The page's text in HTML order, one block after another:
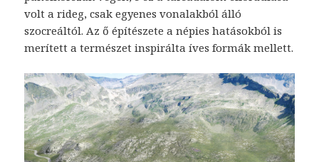
volt a rideg, csak egyenes vonalakból álló
szocreáltól. Az ő építészete a népies hatásokból is
merített a természet inspirálta íves formák mellett.